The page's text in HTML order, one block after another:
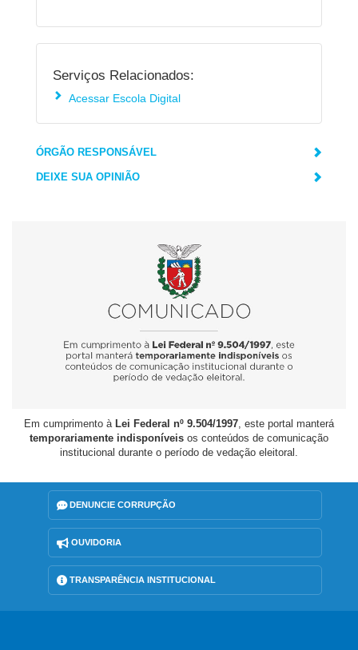
Serviços Relacionados:
Acessar Escola Digital
ÓRGÃO RESPONSÁVEL
DEIXE SUA OPINIÃO
Em cumprimento à Lei Federal nº 9.504/1997, este portal manterá
temporariamente indisponíveis os conteúdos de comunicação
institucional durante o período de vedação eleitoral.
DENUNCIE CORRUPÇÃO
OUVIDORIA
TRANSPARÊNCIA INSTITUCIONAL